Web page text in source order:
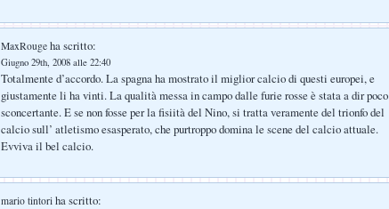
MaxRouge ha scritto:
Giugno 29th, 2008 alle 22:40
Totalmente d’accordo. La spagna ha mostrato il miglior calcio di questi europei, e
giustamente li ha vinti. La qualità messa in campo dalle furie rosse è stata a dir poco
sconcertante. E se non fosse per la fisiità del Nino, si tratta veramente del trionfo del
calcio sull’ atletismo esasperato, che purtroppo domina le scene del calcio attuale.
Evviva il bel calcio.
mario tintori ha scritto: